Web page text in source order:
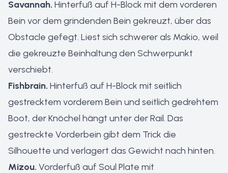
Savannah. Hinterfuß auf H-Block mit dem vorderen
Bein vor dem grindenden Bein gekreuzt, über das
Obstacle gefegt. Liest sich schwerer als Makio, weil
die gekreuzte Beinhaltung den Schwerpunkt
verschiebt.
Fishbrain. Hinterfuß auf H-Block mit seitlich
gestrecktem vorderem Bein und seitlich gedrehtem
Boot, der Knöchel hängt unter der Rail. Das
gestreckte Vorderbein gibt dem Trick die
Silhouette und verlagert das Gewicht nach hinten.
Mizou. Vorderfuß auf Soul Plate mit